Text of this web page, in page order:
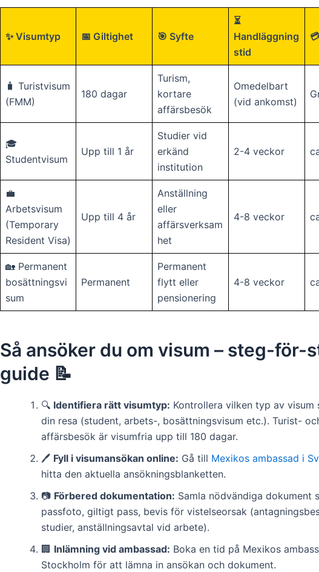
✨ Visumtyp 📅 Giltighet 🎯 Syfte
⏳
Handläggning
stid
🧳 Turistvisum
(FMM)
180 dagar
Turism,
kortare
affärsbesök
Omedelbart
(vid ankomst)
🎓
Studentvisum
Upp till 1 år
Studier vid
erkänd
institution
2-4 veckor
💼
Arbetsvisum
(Temporary
Resident Visa)
Upp till 4 år
Anställning
eller
affärsverksam
het
4-8 veckor
🏡 Permanent
bosättningsvi
sum
Permanent
Permanent
flytt eller
pensionering
4-8 veckor
Så ansöker du om visum – steg-för-
guide 📝
🔍 Identifiera rätt visumtyp: Kontrollera vilken typ av visum
din resa (student, arbets-, bosättningsvisum etc.). Turist-
affärsbesök är visumfria upp till 180 dagar.
🖊️ Fyll i visumansökan online: Gå till Mexikos ambassad i
hitta den aktuella ansökningsblanketten.
📷 Förbered dokumentation: Samla nödvändiga dokument
passfoto, giltigt pass, bevis för vistelseorsak
studier, anställningsavtal vid arbete).
🏢 Inlämning vid ambassad: Boka en tid på Mexikos
Stockholm för att lämna in ansökan och dokument.